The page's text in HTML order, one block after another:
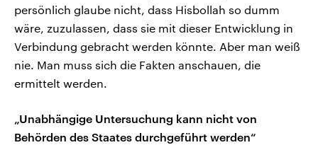
persönlich glaube nicht, dass Hisbollah so dumm
wäre, zuzulassen, dass sie mit dieser Entwicklung in
Verbindung gebracht werden könnte. Aber man weiß
nie. Man muss sich die Fakten anschauen, die
ermittelt werden.
„Unabhängige Untersuchung kann nicht von
Behörden des Staates durchgeführt werden“